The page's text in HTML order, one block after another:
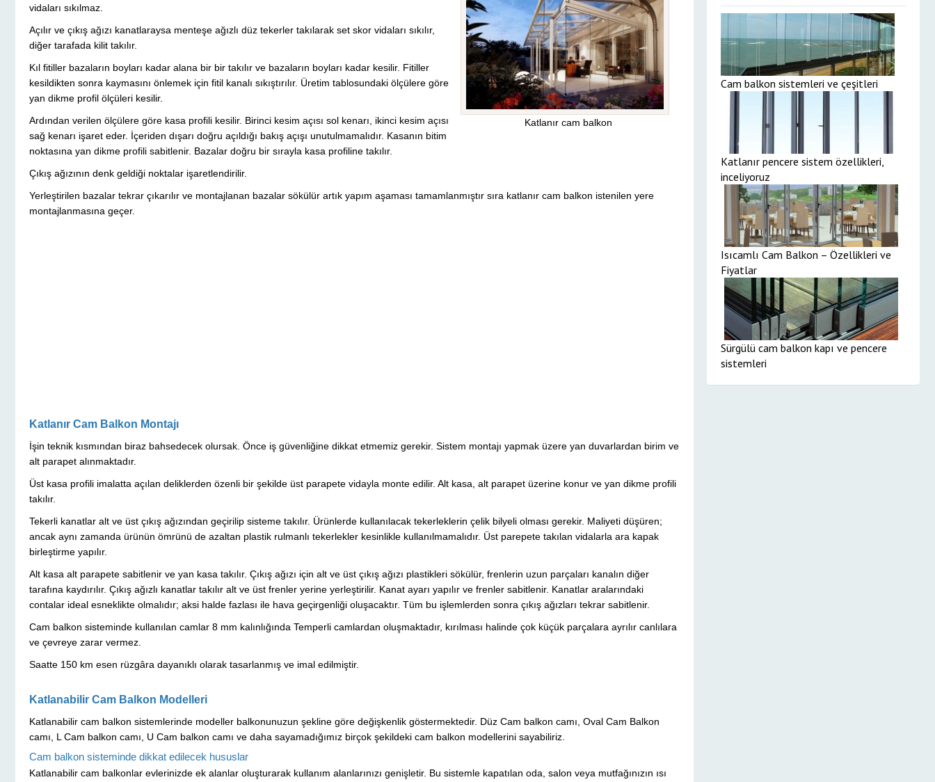
Katlanır cam balkon
vidaları sıkılmaz.
Açılır ve çıkış ağızı kanatlaraysa menteşe ağızlı düz tekerler takılarak set skor vidaları sıkılır,
diğer tarafada kilit takılır.
Kıl fitiller bazaların boyları kadar alana bir bir takılır ve bazaların boyları kadar kesilir. Fitiller
kesildikten sonra kaymasını önlemek için fitil kanalı sıkıştırılır. Üretim tablosundaki ölçülere göre
yan dikme profil ölçüleri kesilir.
Ardından verilen ölçülere göre kasa profili kesilir. Birinci kesim açısı sol kenarı, ikinci kesim açısı
sağ kenarı işaret eder. İçeriden dışarı doğru açıldığı bakış açışı unutulmamalıdır. Kasanın bitim
noktasına yan dikme profili sabitlenir. Bazalar doğru bir sırayla kasa profiline takılır.
Çıkış ağızının denk geldiği noktalar işaretlendirilir.
Yerleştirilen bazalar tekrar çıkarılır ve montajlanan bazalar sökülür artık yapım aşaması tamamlanmıştır sıra katlanır cam balkon istenilen yere
montajlanmasına geçer.
Katlanır Cam Balkon Montajı
İşin teknik kısmından biraz bahsedecek olursak. Önce iş güvenliğine dikkat etmemiz gerekir. Sistem montajı yapmak üzere yan duvarlardan birim ve
alt parapet alınmaktadır.
Üst kasa profili imalatta açılan deliklerden özenli bir şekilde üst parapete vidayla monte edilir. Alt kasa, alt parapet üzerine konur ve yan dikme profili
takılır.
Tekerli kanatlar alt ve üst çıkış ağızından geçirilip sisteme takılır. Ürünlerde kullanılacak tekerleklerin çelik bilyeli olması gerekir. Maliyeti düşüren;
ancak aynı zamanda ürünün ömrünü de azaltan plastik rulmanlı tekerlekler kesinlikle kullanılmamalıdır. Üst parepete takılan vidalarla ara kapak
birleştirme yapılır.
Alt kasa alt parapete sabitlenir ve yan kasa takılır. Çıkış ağızı için alt ve üst çıkış ağızı plastikleri sökülür, frenlerin uzun parçaları kanalın diğer
tarafına kaydırılır. Çıkış ağızlı kanatlar takılır alt ve üst frenler yerine yerleştirilir. Kanat ayarı yapılır ve frenler sabitlenir. Kanatlar aralarındaki
contalar ideal esneklikte olmalıdır; aksi halde fazlası ile hava geçirgenliği oluşacaktır. Tüm bu işlemlerden sonra çıkış ağızları tekrar sabitlenir.
Cam balkon sisteminde kullanılan camlar 8 mm kalınlığında Temperli camlardan oluşmaktadır, kırılması halinde çok küçük parçalara ayrılır canlılara
ve çevreye zarar vermez.
Saatte 150 km esen rüzgâra dayanıklı olarak tasarlanmış ve imal edilmiştir.
Katlanabilir Cam Balkon Modelleri
Katlanabilir cam balkon sistemlerinde modeller balkonunuzun şekline göre değişkenlik göstermektedir. Düz Cam balkon camı, Oval Cam Balkon
camı, L Cam balkon camı, U Cam balkon camı ve daha sayamadığımız birçok şekildeki cam balkon modellerini sayabiliriz.
Cam balkon sisteminde dikkat edilecek hususlar
Katlanabilir cam balkonlar evlerinizde ek alanlar oluşturarak kullanım alanlarınızı genişletir. Bu sistemle kapatılan oda, salon veya mutfağınızın ısı
Cam balkon sistemleri ve çeşitleri
Katlanır pencere sistem özellikleri,
inceliyoruz
Isıcamlı Cam Balkon – Özellikleri ve
Fiyatlar
Sürgülü cam balkon kapı ve pencere
sistemleri